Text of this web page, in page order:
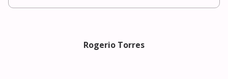
Rogerio Torres